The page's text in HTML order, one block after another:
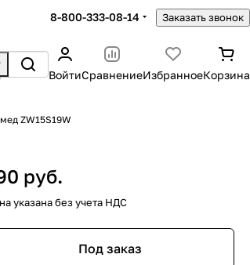
8-800-333-08-14 Заказать звонок
ВойтиСравнениеИзбранноеКорзина
ZW15S19W
руб.
указана без учета НДС
Под заказ